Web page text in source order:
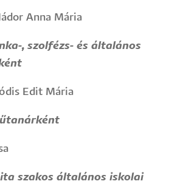
Anna Mária
, szolfézs- és általános
Edit Mária
szakos általános iskolai